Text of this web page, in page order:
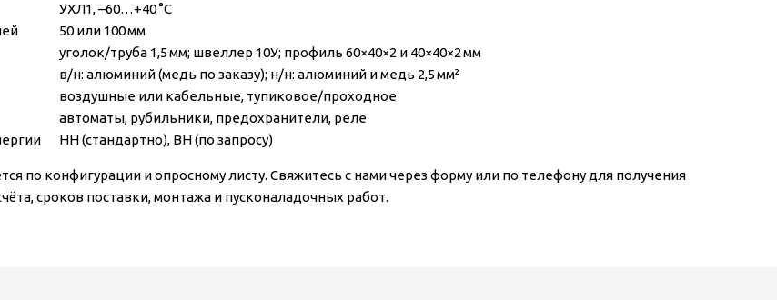
УХЛ1, –60…+40 °C
50 или 100 мм
уголок/труба 1,5 мм; швеллер 10У; профиль 60×40×2 и 40×40×2 мм
в/н: алюминий (медь по заказу); н/н: алюминий и медь 2,5 мм²
воздушные или кабельные, тупиковое/проходное
автоматы, рубильники, предохранители, реле
НН (стандартно), ВН (по запросу)
по конфигурации и опросному листу. Свяжитесь с нами через форму или по телефону для получения
сроков поставки, монтажа и пусконаладочных работ.